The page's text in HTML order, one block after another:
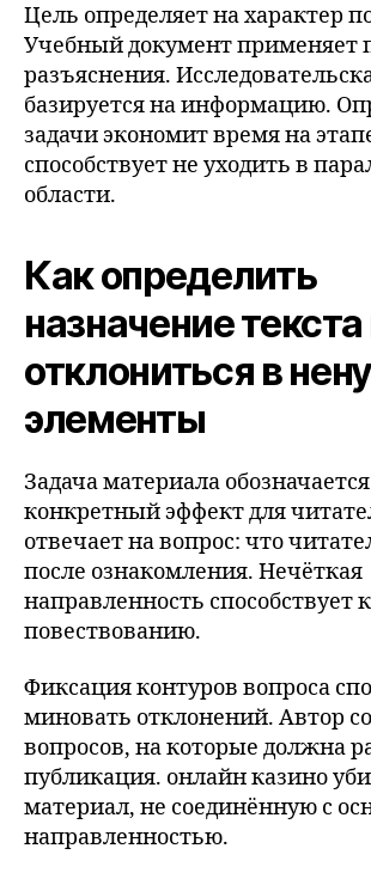
Цель определяет на характер
Учебный документ применяет
разъяснения.
базируется на информацию.
задачи экономит время на
способствует не уходить в
области.
Как определить
назначение текста
отклониться в
элементы
Задача материала
конкретный эффект для
отвечает на вопрос: что
после ознакомления. Нечёткая
направленность способствует
повествованию.
Фиксация контуров вопроса
миновать отклонений. Автор
вопросов, на которые должна
публикация. онлайн казино
материал, не соединённую с
направленностью.